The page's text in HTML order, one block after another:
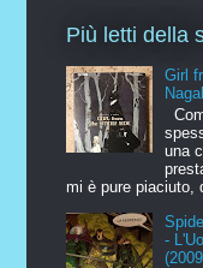
Più letti della
Girl
una
mi è pure piaciuto,
-